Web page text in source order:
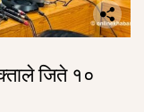
जिते १०